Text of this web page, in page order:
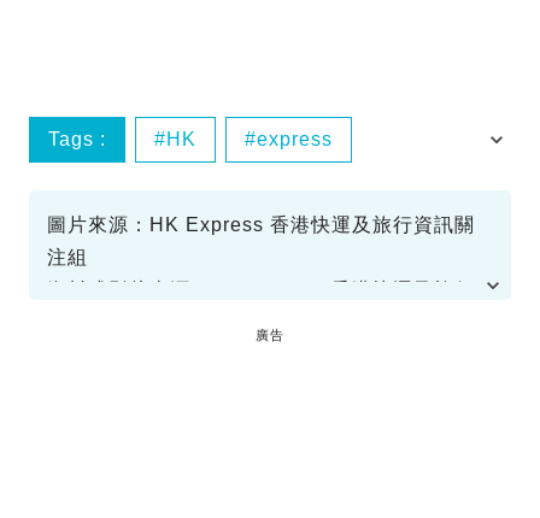
Tags : HK express
圖片來源：HK Express 香港快運及旅行資訊關
注組
廣告